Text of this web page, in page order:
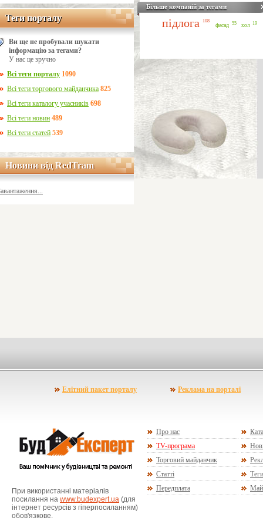
Теги порталу
Теги порталу
Ви ще не пробували шукати
інформацію за тегами?
У нас це зручно
Всі теги порталу 1090
Всі теги торгового майданчика 825
Всі теги каталогу учасників 698
Всі теги новин 489
Всі теги статей 539
Новини від RedTram
Новини від RedTram
Більше компаній за тегами
підлога 108
фасад 55 хол 19
Елітний пакет порталу Реклама на порталі
При використанні матеріалів
посилання на www.budexpert.ua (для
інтернет ресурсів з гіперпосиланням)
обов'язкове.
Про нас
TV-програма
Торговий майданчик
Статті
Теги
Передплата